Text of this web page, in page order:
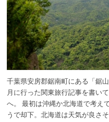
千葉県安房郡鋸南町にある「鋸
月に行った関東旅行記事を書い
へ。 最初は沖縄か北海道で考え
うで却下。北海道は天気が良さ